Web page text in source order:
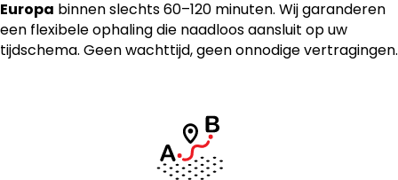
Europa binnen slechts 60–120 minuten. Wij garanderen
een flexibele ophaling die naadloos aansluit op uw
tijdschema. Geen wachttijd, geen onnodige vertragingen.